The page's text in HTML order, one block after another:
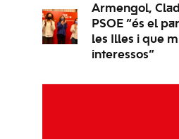
Armengol,
PSOE “és el
les Illes i que
interessos”